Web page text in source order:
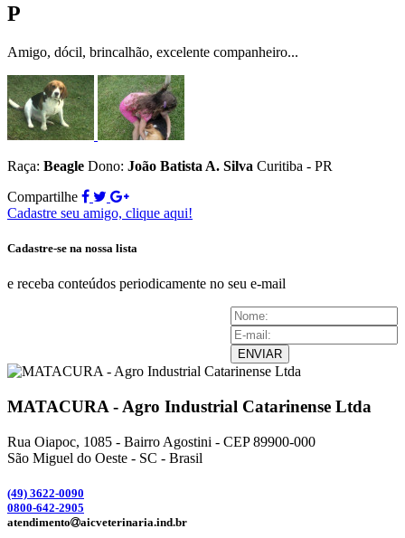
P
Amigo, dócil, brincalhão, excelente companheiro...
Raça: Beagle Dono: João Batista A. Silva Curitiba - PR
Compartilhe
Cadastre seu amigo, clique aqui!
Cadastre-se na nossa lista
e receba conteúdos periodicamente no seu e-mail
ENVIAR
MATACURA - Agro Industrial Catarinense Ltda
Rua Oiapoc, 1085 - Bairro Agostini - CEP 89900-000
São Miguel do Oeste - SC - Brasil
(49) 3622-0090
0800-642-2905
atendimento
aicveterinaria.ind.br